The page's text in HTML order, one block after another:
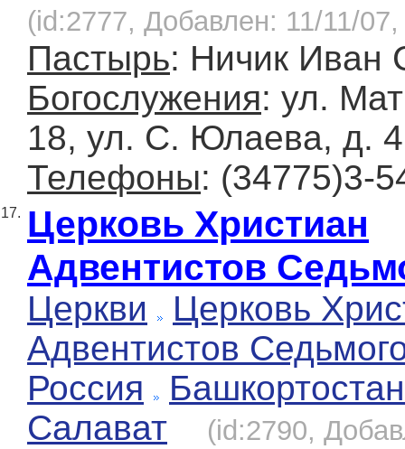
(id:2777, Добавлен: 11/11/
Пастырь: Ничик Иван
Богослужения: ул.
18, ул. С. Юлаева, д.
Телефоны: (34775)3-
17. Церковь Христиан
Адвентистов
Церкви
Церковь
Адвентистов
Россия
Башкортостан
Салават
(id:2790,